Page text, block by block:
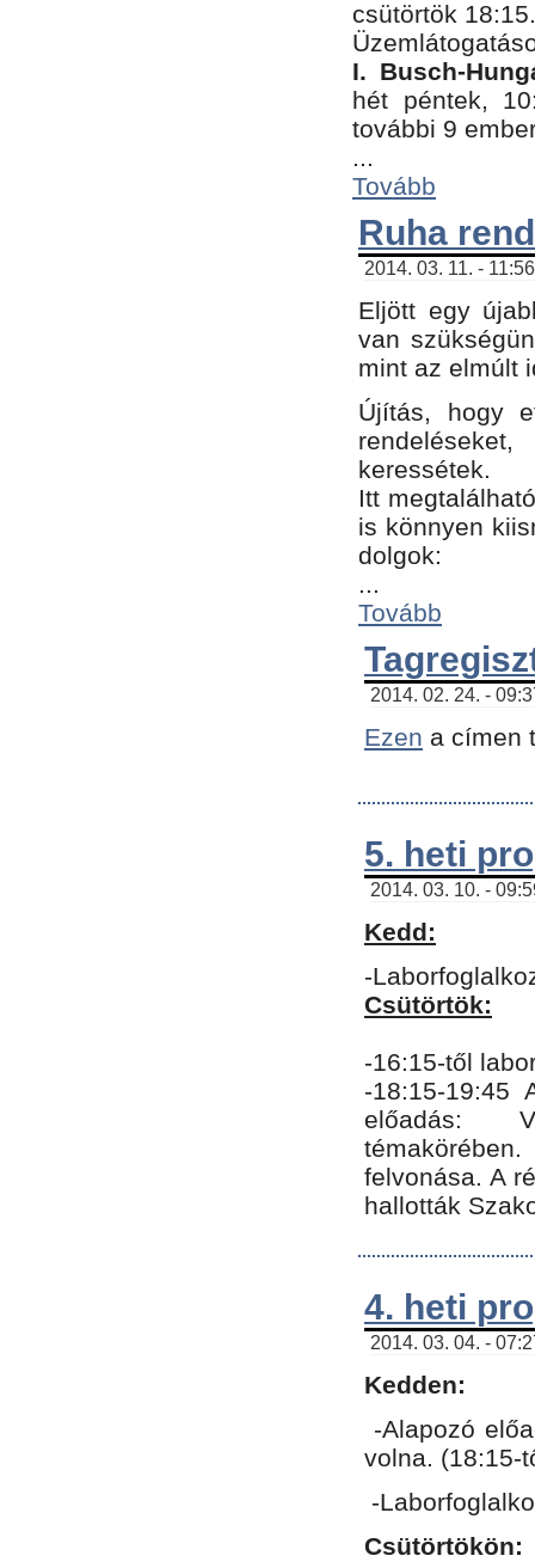
csütörtök 18:15.
I. Busch-
hét péntek,
további 9
...
Tovább
Ruha
2014. 03. 11. -
Eljött egy
van
mint az elmúlt
Újítás, hogy
keressétek.
Itt
is könnyen
dolgok:
...
Tovább
2014. 02. 24. -
Ezen a címen
5. heti
2014. 03. 10. -
Kedd:
-
Csütörtök:
-16:15-től
-18:15-19:45
előadás:
felvonása. A
hallották
4. heti
2014. 03. 04. -
Kedden:
-Alapozó
volna. (18:15-
-
Csütörtökön: